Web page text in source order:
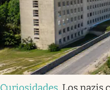
Curiosidades. Los nazis